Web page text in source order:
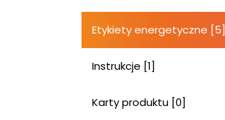
Etykiety energetyczne [5]
Instrukcje [1]
Karty produktu [0]